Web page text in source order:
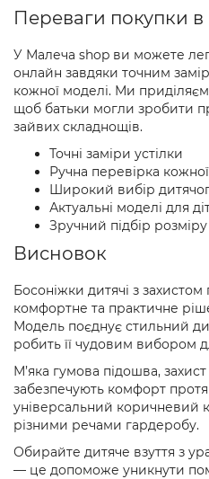
Переваги покупки
У Малеча shop ви можете
онлайн завдяки точним
кожної моделі. Ми
щоб батьки могли зробити
зайвих складнощів.
Точні заміри устілки
Ручна перевірка
Широкий вибір
Актуальні моделі для
Зручний підбір розміру
Висновок
Босоніжки дитячі з
комфортне та практичне
Модель поєднує стильний
робить її чудовим вибором
М’яка гумова підошва,
забезпечують комфорт
універсальний коричневий
різними речами гардеробу.
Обирайте дитяче взуття з
— це допоможе уникнути